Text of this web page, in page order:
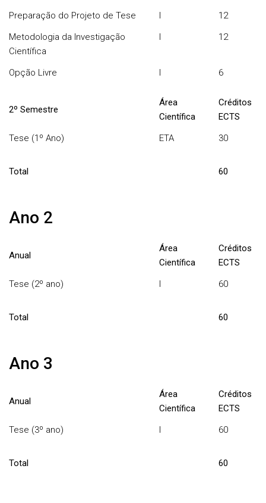
Preparação do Projeto de Tese
I
12
Metodologia da Investigação
Científica
I 12
Opção Livre I 6
2º Semestre
Área
Científica
Créditos
ECTS
Tese (1º Ano)
ETA 30
Total 60
Ano 2
Anual
Área
Científica
Créditos
ECTS
Tese (2º ano)
I 60
Total 60
Ano 3
Anual
Área
Científica
Créditos
ECTS
Tese (3º ano)
I 60
Total 60